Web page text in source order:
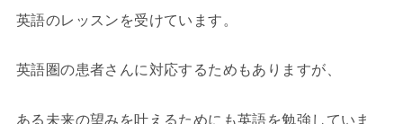
英語のレッスンを受けています。
英語圏の患者さんに対応するためもありますが、
ある未来の望みを叶えるためにも英語を勉強していま